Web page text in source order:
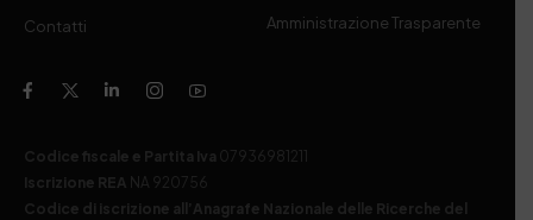
Contatti
Amministrazione Trasparente
Codice fiscale e Partita Iva 07936981211
Iscrizione REA NA 920756
Codice di iscrizione all’Anagrafe Nazionale delle Ricerche del